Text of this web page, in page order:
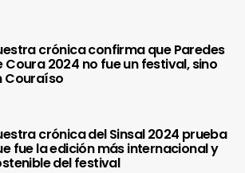
crónica confirma que Paredes
Coura 2024 no fue un festival, sino
Couraíso
crónica del Sinsal 2024 prueba
fue la edición más internacional y
del festival